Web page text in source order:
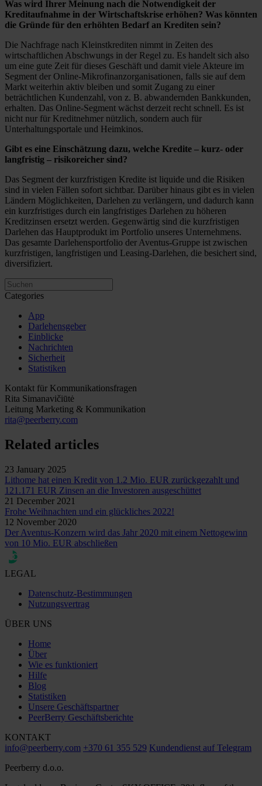
Was wird Ihrer Meinung nach die Notwendigkeit der
Kreditaufnahme in der Wirtschaftskrise erhöhen? Was könnten
die Gründe für den erhöhten Bedarf an Krediten sein?
Die Nachfrage nach Kleinstkrediten nimmt in Zeiten des
wirtschaftlichen Abschwungs in der Regel zu. Es handelt sich also
um eine gute Zeit für dieses Geschäft und damit viele Akteure im
Segment der Online-Mikrofinanzorganisationen, falls sie auf dem
Markt weiterhin aktiv bleiben und somit Zugang zu einer
beträchtlichen Kundenzahl, von z. B. abwandernden Bankkunden,
erhalten. Das Online-Segment wächst derzeit recht schnell. Es ist
nicht nur für Kreditnehmer nützlich, sondern auch für
Unterhaltungsportale und Heimkinos.
Gibt es eine Einschätzung dazu, welche Kredite – kurz- oder
langfristig – risikoreicher sind?
Das Segment der kurzfristigen Kredite ist liquide und die Risiken
sind in vielen Fällen sofort sichtbar. Darüber hinaus gibt es in vielen
Ländern Möglichkeiten, Darlehen zu verlängern, und dadurch kann
ein kurzfristiges durch ein langfristiges Darlehen zu höheren
Kreditzinsen ersetzt werden. Gegenwärtig sind die kurzfristigen
Darlehen das Hauptprodukt im Portfolio unseres Unternehmens.
Das gesamte Darlehensportfolio der Aventus-Gruppe ist zwischen
kurzfristigen, langfristigen und Leasing-Darlehen, die besichert sind,
diversifiziert.
Categories
App
Darlehensgeber
Einblicke
Nachrichten
Sicherheit
Statistiken
Kontakt für Kommunikationsfragen
Rita Simanavičiūtė
Leitung Marketing & Kommunikation
rita@peerberry.com
Related articles
23 January 2025
Lithome hat einen Kredit von 1.2 Mio. EUR zurückgezahlt und
121.171 EUR Zinsen an die Investoren ausgeschüttet
21 December 2021
Frohe Weihnachten und ein glückliches 2022!
12 November 2020
Der Aventus-Konzern wird das Jahr 2020 mit einem Nettogewinn
von 10 Mio. EUR abschließen
LEGAL
Datenschutz-Bestimmungen
Nutzungsvertrag
ÜBER UNS
Home
Über
Wie es funktioniert
Hilfe
Blog
Statistiken
Unsere Geschäftspartner
PeerBerry Geschäftsberichte
KONTAKT
info@peerberry.com +370 61 355 529 Kundendienst auf Telegram
Peerberry d.o.o.